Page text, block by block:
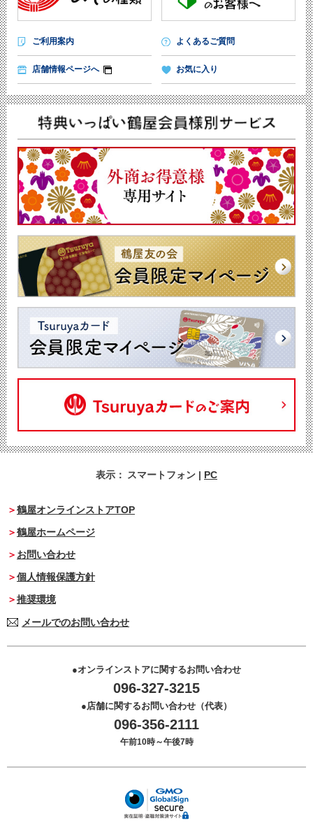
ご利用案内 よくあるご質問
店舗情報ページへ お気に入り
表示： スマートフォン | PC
鶴屋オンラインストアTOP
鶴屋ホームページ
お問い合わせ
個人情報保護方針
推奨環境
メールでのお問い合わせ
オンラインストアに関するお問い合わせ
096-327-3215
店舗に関するお問い合わせ（代表）
096-356-2111
午前10時～午後7時